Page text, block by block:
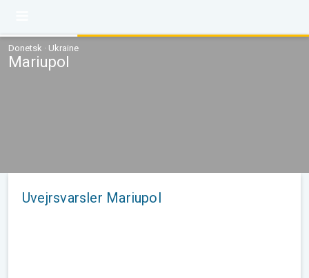
Donetsk · Ukraine
Mariupol
Uvejrsvarsler Mariupol